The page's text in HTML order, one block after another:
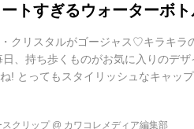
トすぎるウォーターボ
クリスタルがゴージャス♡キラキラ
、持ち歩くものがお気に入りのデ
! とってもスタイリッシュなキャッ
リスタルが、びっしりと詰まったキャ
スクリップ @ カワコレメディア編集部